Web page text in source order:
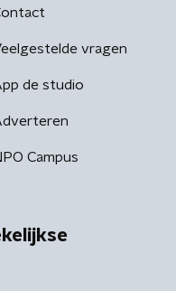
vragen
de studio
Campus